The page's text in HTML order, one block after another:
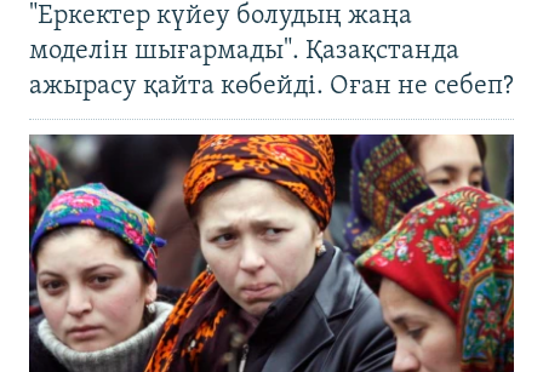
"Еркектер күйеу болудың жаңа
моделін шығармады". Қазақстанда
ажырасу қайта көбейді. Оған не себеп?